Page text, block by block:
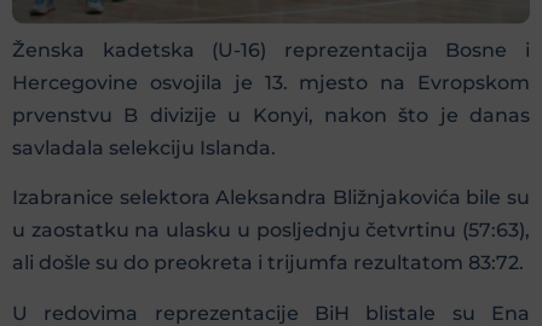
Ženska kadetska (U-16) reprezentacija Bosne i
Hercegovine osvojila je 13. mjesto na Evropskom
prvenstvu B divizije u Konyi, nakon što je danas
savladala selekciju Islanda.
Izabranice selektora Aleksandra Bližnjakovića bile su
u zaostatku na ulasku u posljednju četvrtinu (57:63),
ali došle su do preokreta i trijumfa rezultatom 83:72.
U redovima reprezentacije BiH blistale su Ena